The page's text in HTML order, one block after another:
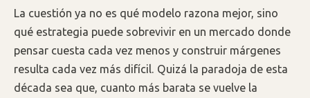
La cuestión ya no es qué modelo razona mejor, sino
qué estrategia puede sobrevivir en un mercado donde
pensar cuesta cada vez menos y construir márgenes
resulta cada vez más difícil. Quizá la paradoja de esta
década sea que, cuanto más barata se vuelve la